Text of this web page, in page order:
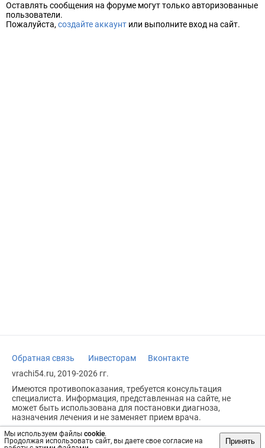
Мы используем файлы cookie.
Продолжая использовать сайт, вы даете свое согласие на
Принять
Оставлять сообщения на форуме могут только авторизованные
пользователи.
Пожалуйста, создайте аккаунт или выполните вход на сайт.
Обратная связь Инвесторам
Вконтакте
vrachi54.ru, 2019-2026 гг.
Имеются противопоказания, требуется консультация
специалиста. Информация, представленная на сайте, не
может быть использована для постановки диагноза,
назначения лечения и не заменяет прием врача.
Возрастное ограничение: 18+